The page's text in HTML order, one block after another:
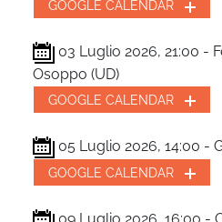
GOOGLE CALENDAR
03 Luglio 2026, 21:00 -
Osoppo (UD)
GOOGLE CALENDAR
05 Luglio 2026, 14:00 -
GOOGLE CALENDAR